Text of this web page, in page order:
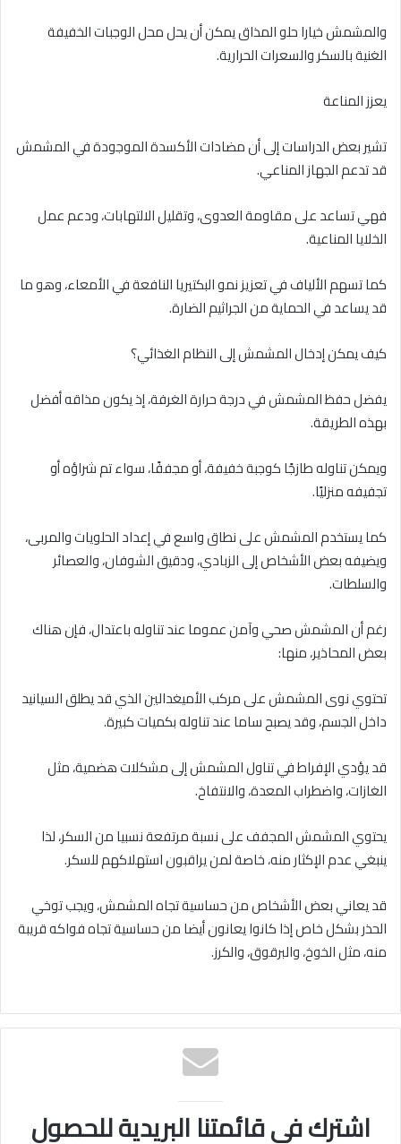
والمشمش خيارا حلو المذاق يمكن أن يحل محل الوجبات الخفيفة
الغنية بالسكر والسعرات الحرارية.
يعزز المناعة
تشير بعض الدراسات إلى أن مضادات الأكسدة الموجودة في المشمش
قد تدعم الجهاز المناعي.
فهي تساعد على مقاومة العدوى، وتقليل الالتهابات، ودعم عمل
الخلايا المناعية.
كما تسهم الألياف في تعزيز نمو البكتيريا النافعة في الأمعاء، وهو ما
قد يساعد في الحماية من الجراثيم الضارة.
كيف يمكن إدخال المشمش إلى النظام الغذائي؟
يفضل حفظ المشمش في درجة حرارة الغرفة، إذ يكون مذاقه أفضل
بهذه الطريقة.
ويمكن تناوله طازجًا كوجبة خفيفة، أو مجففًا، سواء تم شراؤه أو
تجفيفه منزليًا.
كما يستخدم المشمش على نطاق واسع في إعداد الحلويات والمربى،
ويضيفه بعض الأشخاص إلى الزبادي، ودقيق الشوفان، والعصائر
والسلطات.
رغم أن المشمش صحي وآمن عموما عند تناوله باعتدال، فإن هناك
بعض المحاذير، منها:
تحتوي نوى المشمش على مركب الأميغدالين الذي قد يطلق السيانيد
داخل الجسم، وقد يصبح ساما عند تناوله بكميات كبيرة.
قد يؤدي الإفراط في تناول المشمش إلى مشكلات هضمية، مثل
الغازات، واضطراب المعدة، والانتفاخ.
يحتوي المشمش المجفف على نسبة مرتفعة نسبيا من السكر، لذا
ينبغي عدم الإكثار منه، خاصة لمن يراقبون استهلاكهم للسكر.
قد يعاني بعض الأشخاص من حساسية تجاه المشمش، ويجب توخي
الحذر بشكل خاص إذا كانوا يعانون أيضا من حساسية تجاه فواكه قريبة
منه، مثل الخوخ، والبرقوق، والكرز.
اشترك في قائمتنا البريدية للحصول